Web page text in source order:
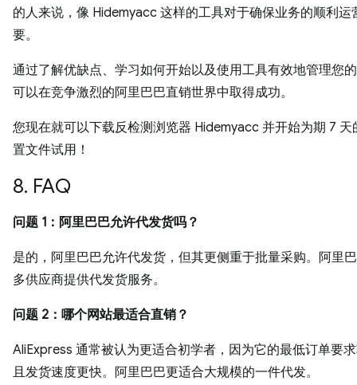
的人来说，像 Hidemyacc 这样的工具对于确保业务的顺利运
要。
通过了解优缺点、学习如何开始以及使用工具有效地管理您
可以在竞争激烈的阿里巴巴直销世界中取得成功。
您现在就可以下载反检测浏览器 Hidemyacc 并开始为期 7 天
置文件试用！
8. FAQ
问题 1：阿里巴巴允许代发货吗？
是的，阿里巴巴允许代发货，但其更侧重于批量采购。阿里
多供应商提供代发货服务。
问题 2：哪个网站最适合直销？
AliExpress 通常被认为更适合初学者，因为它的最低订单要
且发货速度更快。阿里巴巴更适合大规模的一件代发。